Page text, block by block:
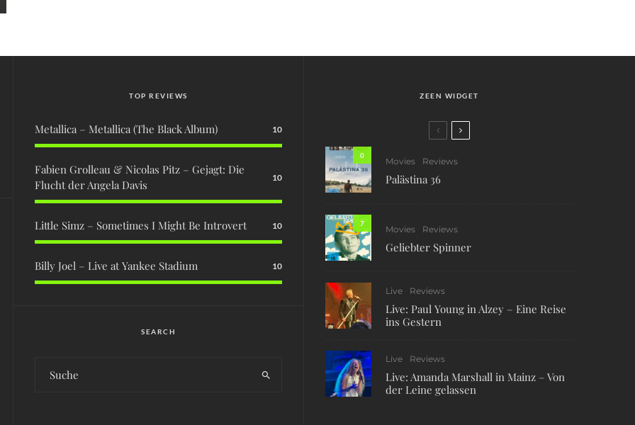
TOP REVIEWS
Metallica – Metallica (The Black Album) 10
Fabien Grolleau & Nicolas Pitz – Gejagt: Die
Flucht der Angela Davis
10
Little Simz – Sometimes I Might Be Introvert 10
Billy Joel – Live at Yankee Stadium 10
SEARCH
ZEEN WIDGET
0
Movies Reviews
Palästina 36
7
Movies Reviews
Geliebter Spinner
Live Reviews
Live: Paul Young in Alzey – Eine Reise
ins Gestern
Live Reviews
Live: Amanda Marshall in Mainz – Von
der Leine gelassen